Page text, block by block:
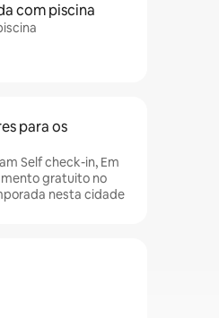
com piscina
para os
Self check-in, Em
gratuito no
nesta cidade